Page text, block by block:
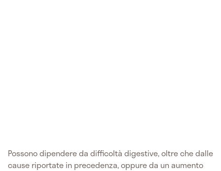
Possono dipendere da difficoltà digestive, oltre che dalle
cause riportate in precedenza, oppure da un aumento